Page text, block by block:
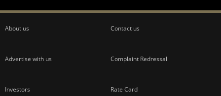
About us Contact us
Advertise with us Complaint Redressal
Investors Rate Card